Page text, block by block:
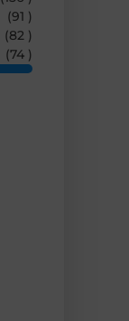
(91 )
(82 )
(74 )